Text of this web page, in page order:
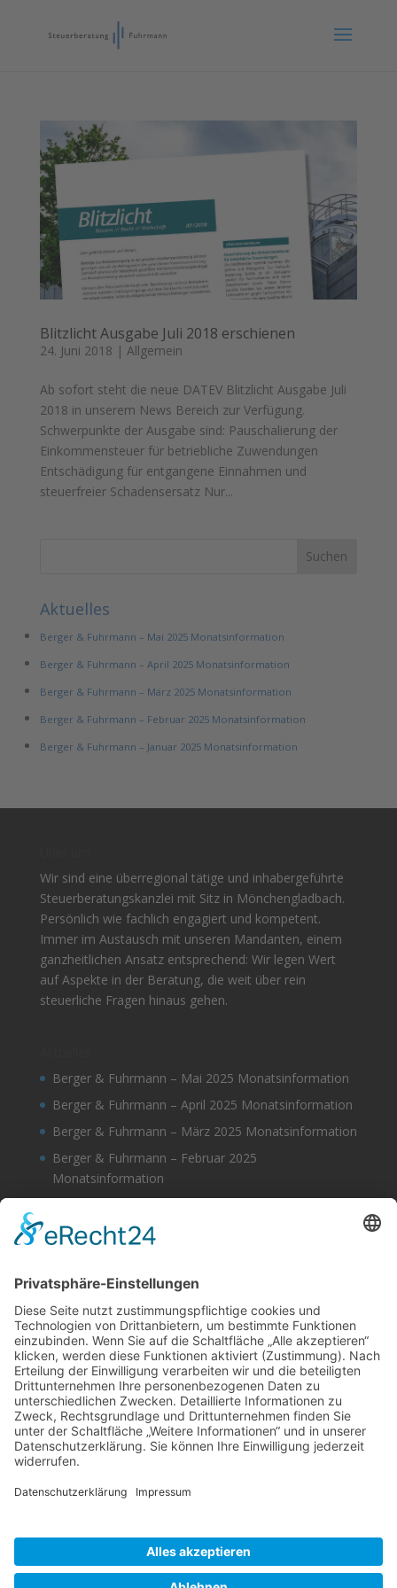
Blitzlicht Ausgabe Juli 2018 erschienen
24. Juni 2018 | Allgemein
Ab sofort steht die neue DATEV Blitzlicht Ausgabe Juli
2018 in unserem News Bereich zur Verfügung.
Schwerpunkte der Ausgabe sind: Pauschalierung der
Einkommensteuer für betriebliche Zuwendungen
Entschädigung für entgangene Einnahmen und
steuerfreier Schadensersatz Nur...
Aktuelles
Berger & Fuhrmann – Mai 2025 Monatsinformation
Berger & Fuhrmann – April 2025 Monatsinformation
Berger & Fuhrmann – März 2025 Monatsinformation
Berger & Fuhrmann – Februar 2025 Monatsinformation
Berger & Fuhrmann – Januar 2025 Monatsinformation
Wir sind eine überregional tätige und inhabergeführte
Steuerberatungskanzlei mit Sitz in Mönchengladbach.
Persönlich wie fachlich engagiert und kompetent.
Immer im Austausch mit unseren Mandanten, einem
ganzheitlichen Ansatz entsprechend: Wir legen Wert
auf Aspekte in der Beratung, die weit über rein
steuerliche Fragen hinaus gehen.
Berger & Fuhrmann – Mai 2025 Monatsinformation
Berger & Fuhrmann – April 2025 Monatsinformation
Berger & Fuhrmann – März 2025 Monatsinformation
Berger & Fuhrmann – Februar 2025
Monatsinformation
Monatsinformation
Suche
Datenschutz
Cookie-Einstellungen
Sonstige
Kontakt
Facebook
Anfahrt & Lageplan